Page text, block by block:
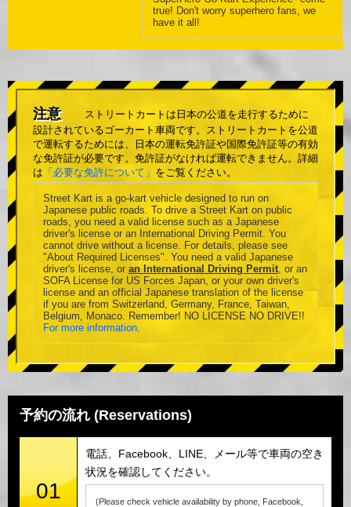
true! Don't worry superhero fans, we
have it all!
注意
ストリートカートは日本の公道を走行するために
設計されているゴーカート車両です。ストリートカートを公道
で運転するためには、日本の運転免許証や国際免許証等の有効
な免許証が必要です。免許証がなければ運転できません。詳細
は 「必要な免許について」 をご覧ください。
Street Kart is a go-kart vehicle designed to run on
Japanese public roads. To drive a Street Kart on public
roads, you need a valid license such as a Japanese
driver's license or an International Driving Permit. You
cannot drive without a license. For details, please see
"About Required Licenses". You need a valid Japanese
driver's license, or an International Driving Permit , or an
SOFA License for US Forces Japan, or your own driver's
license and an official Japanese translation of the license
if you are from Switzerland, Germany, France, Taiwan,
Belgium, Monaco. Remember! NO LICENSE NO DRIVE!!
For more information
予約の流れ (Reservations)
01
電話、Facebook、LINE、メール等で車両の空き
状況を確認してください。
(Please check vehicle availability by phone, Facebook,